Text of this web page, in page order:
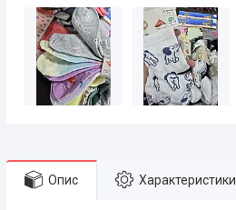
Опис Характеристики